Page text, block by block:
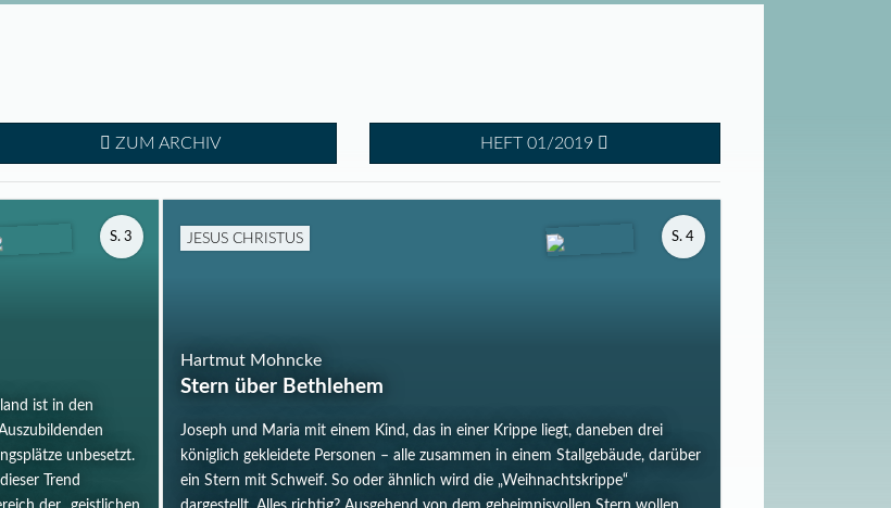
ZUM ARCHIV HEFT 01/2019
ist in den
unbesetzt.
Trend
S. 3 JESUS CHRISTUS
Hartmut Mohncke
Stern über Bethlehem
Joseph und Maria mit einem Kind, das in einer Krippe liegt, daneben drei
königlich gekleidete Personen – alle zusammen in einem Stallgebäude, darüber
ein Stern mit Schweif. So oder ähnlich wird die „Weihnachtskrippe“
S. 4